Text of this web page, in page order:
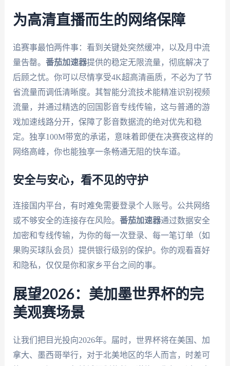
为高清直播而生的网络保障
追赛事最怕两件事：看到关键处突然缓冲，以及月中流
量告罄。 番茄加速器提供的稳定无限流量，彻底解决了
后顾之忧。你可以尽情享受4K超高清画质，不必为了节
省流量而调低清晰度。其智能分流技术能精准识别视频
流量，并通过精选的回国影音专线传输，这与普通的游
戏加速线路分开，保障了影音数据流的绝对优先和稳
定。独享100M带宽的承诺，意味着即便在决赛夜这样的
网络高峰，你也能独享一条畅通无阻的快车道。
安全与安心，看不见的守护
连接国内平台，有时难免需要登录个人账号。公共网络
或不够安全的连接存在风险。 番茄加速器通过数据安全
加密和专线传输，为你的每一次登录、每一笔订单（如
果购买球队会员）提供银行级别的保护。你的观看喜好
和隐私，仅仅是你和家乡平台之间的事。
展望2026：美加墨世界杯的完
美观赛场景
让我们把目光投向2026年。届时，世界杯将在美国、加
拿大、墨西哥举行，对于北美地区的华人而言，时差可